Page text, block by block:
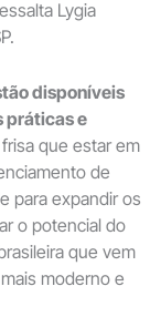
Lygia
disponíveis
práticas e
frisa que estar em
de
para expandir os
o potencial do
que vem
moderno e